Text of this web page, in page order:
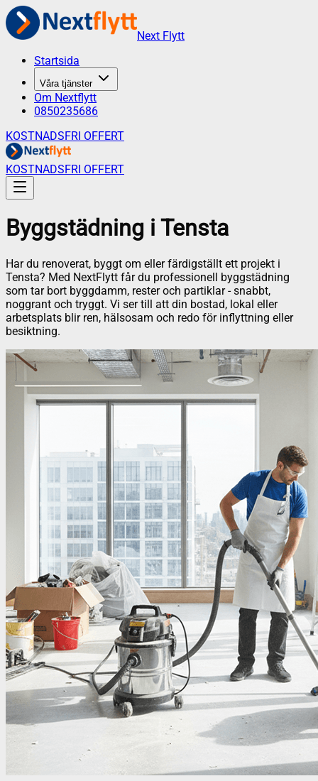
Next Flytt
Startsida
Våra tjänster
Om Nextflytt
0850235686
KOSTNADSFRI OFFERT
KOSTNADSFRI OFFERT
Byggstädning i Tensta
Har du renoverat, byggt om eller färdigställt ett projekt i
Tensta? Med NextFlytt får du professionell byggstädning
som tar bort byggdamm, rester och partiklar - snabbt,
noggrant och tryggt. Vi ser till att din bostad, lokal eller
arbetsplats blir ren, hälsosam och redo för inflyttning eller
besiktning.